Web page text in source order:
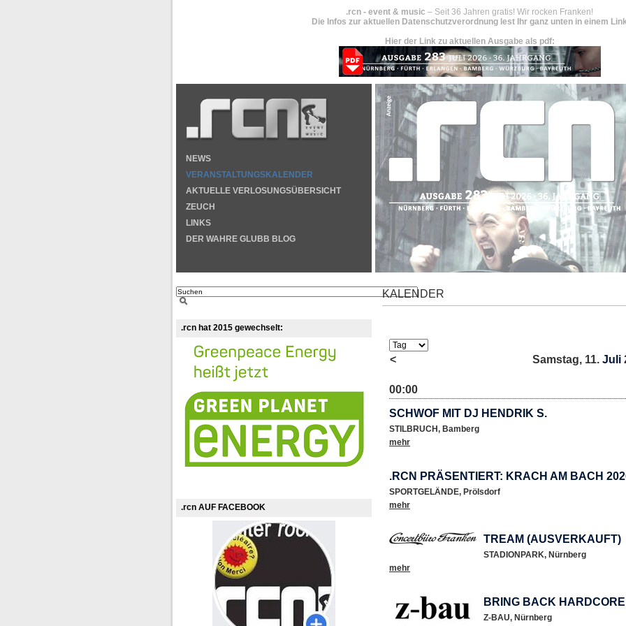
.rcn - event & music – Seit 36 Jahren gratis! Wir rocken Franken!
Die Infos zur aktuellen Datenschutzverordnung lest Ihr ganz unten in einem
Hier der Link zu aktuellen Ausgabe als pdf:
NEWS
VERANSTALTUNGSKALENDER
AKTUELLE VERLOSUNGSÜBERSICHT
ZEUCH
LINKS
DER WAHRE GLUBB BLOG
.rcn hat 2015 gewechselt:
.rcn AUF FACEBOOK
KALENDER
< Samstag, 11. Juli
00:00
SCHWOF MIT DJ HENDRIK S.
STILBRUCH, Bamberg
mehr
.RCN PRÄSENTIERT: KRACH AM BACH
SPORTGELÄNDE, Prölsdorf
mehr
TREAM (AUSVERKAUFT)
STADIONPARK, Nürnberg
mehr
BRING BACK
Z-BAU, Nürnberg